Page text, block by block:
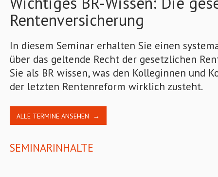
Rentenversicherung
In diesem Seminar erhalten Sie einen
über das geltende Recht der gesetzlichen
Sie als BR wissen, was den Kolleginnen und
der letzten Rentenreform wirklich zusteht.
ALLE TERMINE ANSEHEN →
SEMINARINHALTE